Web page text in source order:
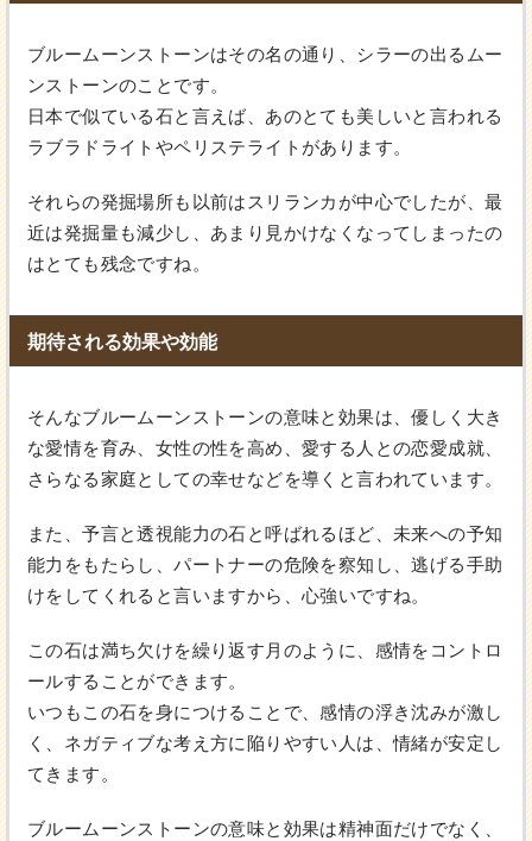
ブルームーンストーンはその名の通り、シラーの出るムー
ンストーンのことです。
日本で似ている石と言えば、あのとても美しいと言われる
ラブラドライトやペリステライトがあります。
それらの発掘場所も以前はスリランカが中心でしたが、最
近は発掘量も減少し、あまり見かけなくなってしまったの
はとても残念ですね。
期待される効果や効能
そんなブルームーンストーンの意味と効果は、優しく大き
な愛情を育み、女性の性を高め、愛する人との恋愛成就、
さらなる家庭としての幸せなどを導くと言われています。
また、予言と透視能力の石と呼ばれるほど、未来への予知
能力をもたらし、パートナーの危険を察知し、逃げる手助
けをしてくれると言いますから、心強いですね。
この石は満ち欠けを繰り返す月のように、感情をコントロ
ールすることができます。
いつもこの石を身につけることで、感情の浮き沈みが激し
く、ネガティブな考え方に陥りやすい人は、情緒が安定し
てきます。
ブルームーンストーンの意味と効果は精神面だけでなく、